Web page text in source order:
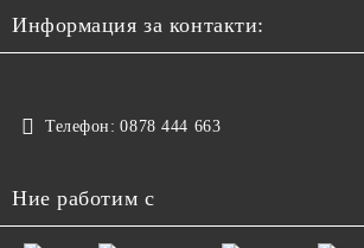
Информация за контакти:
Телефон: 0878 444 663
Ние работим с